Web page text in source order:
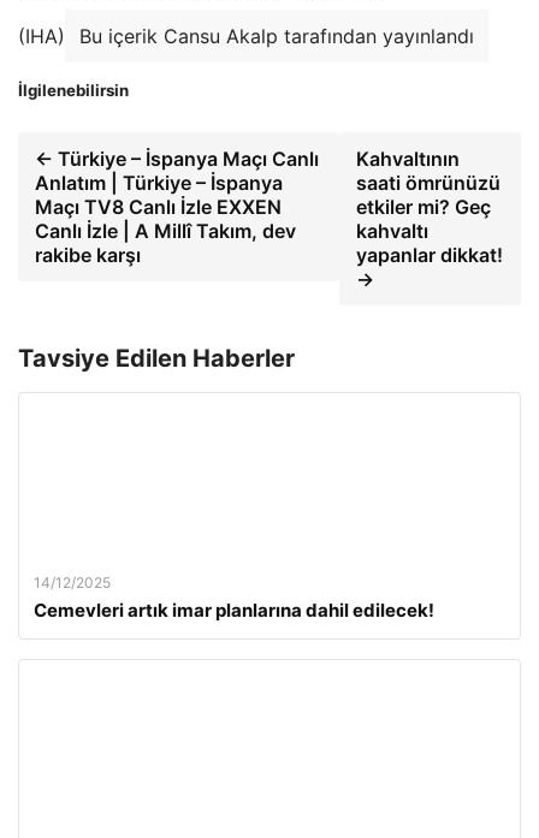
(IHA) Bu içerik Cansu Akalp tarafından yayınlandı
İlgilenebilirsin
← Türkiye – İspanya Maçı Canlı
Anlatım | Türkiye – İspanya
Maçı TV8 Canlı İzle EXXEN
Canlı İzle | A Millî Takım, dev
rakibe karşı
Kahvaltının
saati ömrünüzü
etkiler mi? Geç
kahvaltı
yapanlar dikkat!
→
Tavsiye Edilen Haberler
14/12/2025
Cemevleri artık imar planlarına dahil edilecek!